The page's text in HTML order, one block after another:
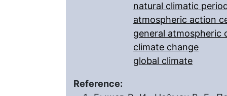
natural climatic
atmospheric action
general atmospheric
climate change
global climate
Reference: